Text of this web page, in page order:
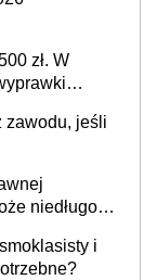
zł. W
zawodu, jeśli
niedługo
i